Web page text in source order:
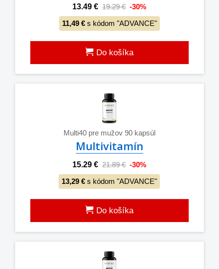
13.49 € 19.29 € -30%
11,49 €s kódom "ADVANCE"
Do košíka
Multi40 pre mužov 90 kapsúl
Multivitamín
15.29 € 21.89 € -30%
13,29 € s kódom "ADVANCE"
Do košíka